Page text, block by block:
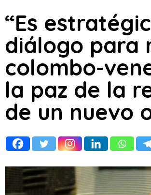
“Es
diálogo para
colombo-
la paz de la
de un nuevo